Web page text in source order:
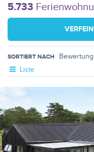
5.733
SORTIERT NACH
Liste